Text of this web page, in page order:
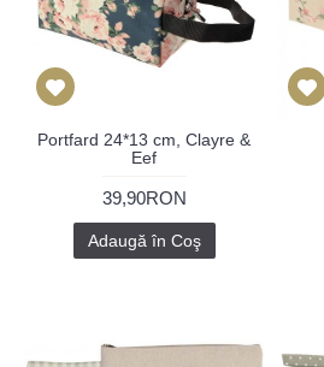
Portfard 24*13 cm, Clayre &
Eef
39,90RON
Adaugă în Coş